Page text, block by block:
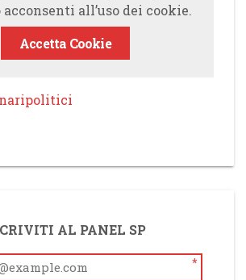
all’uso dei cookie.
Accetta Cookie
AL PANEL SP
*